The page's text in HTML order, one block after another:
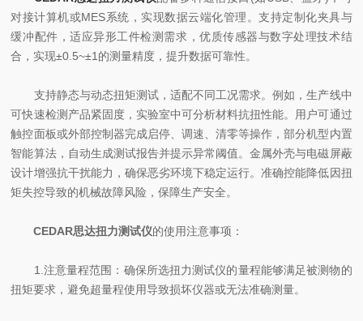
对接计算机或MES系统，实现数据云端化管理。支持定制化夹具与
缓冲配件，适应异形工件检测需求，优质传感器与数字处理技术结
合，实现±0.5~±1的测量精度，提升数据可靠性。
支持静态与动态扭矩测试，适配不同工况需求。例如，生产线中
可快速检测产品紧固度，实验室中可分析材料抗扭性能。用户可通过
触控面板或外部控制器完成启停、调速、清零等操作，部分机型内置
智能算法，自动生成测试报告并提示异常阈值。金属外壳与电磁屏蔽
设计增强抗干扰能力，确保恶劣环境下稳定运行。准确控能降低因扭
矩失控导致的机械故障风险，保障生产安全。
CEDAR思达扭力测试仪的使用注意事项：
1.注意量程范围：确保所选扭力测试仪的量程能够满足被测物的
扭矩要求，避免超量程使用导致损坏仪器或无法准确测量。